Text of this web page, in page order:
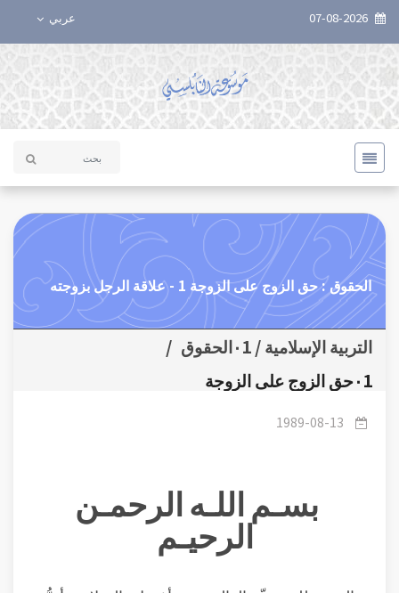
عربي
الحقوق : حق الزوج على الزوجة 1 - علاقة الرجل بزوجته
التربية الإسلامية / ٠1الحقوق
/
٠1حق الزوج على الزوجة
1989-08-13
بسـم اللـه الرحمـن
الرحيـم